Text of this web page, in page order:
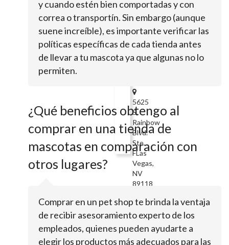
Blvd
SLas
Vegas,
NV
5625
S.
Rainbow
Blvd.
Ste.
FLas
Vegas,
NV
89118
A-
V.I.P.
Kennel
y cuando estén bien comportadas y con
correa o transportín. Sin embargo (aunque
suene increíble), es importante verificar las
políticas específicas de cada tienda antes
de llevar a tu mascota ya que algunas no lo
permiten.
¿Qué beneficios obtengo al
comprar en una tienda de
mascotas en comparación con
otros lugares?
Comprar en un pet shop te brinda la ventaja
de recibir asesoramiento experto de los
empleados, quienes pueden ayudarte a
elegir los productos más adecuados para las